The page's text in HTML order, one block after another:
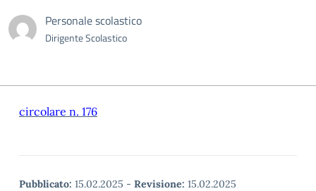
Personale scolastico
Dirigente Scolastico
circolare n. 176
Pubblicato: 15.02.2025 - Revisione: 15.02.2025